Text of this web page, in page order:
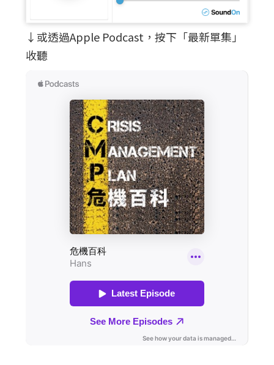
↓或透過Apple Podcast，按下「最新單集」
收聽